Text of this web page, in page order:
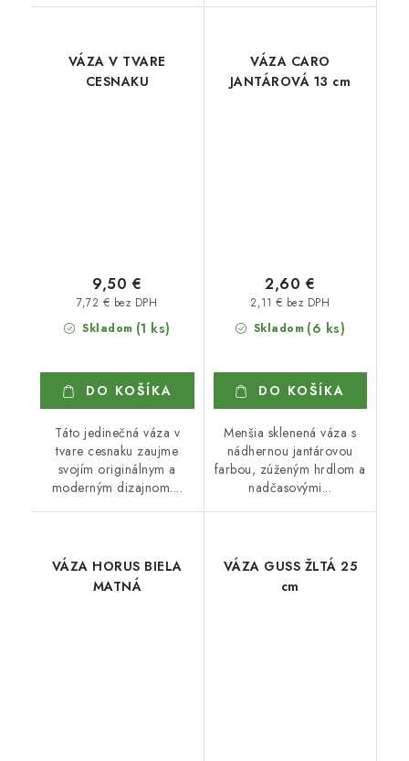
VÁZA V TVARE
CESNAKU
Skladom (1 ks)
7,72 € bez DPH
9,50 €
DO KOŠÍKA
Táto jedinečná váza v
tvare cesnaku zaujme
svojím originálnym a
moderným dizajnom....
VÁZA CARO
JANTÁROVÁ 13 cm
Skladom (6 ks)
2,11 € bez DPH
2,60 €
DO KOŠÍKA
Menšia sklenená váza s
nádhernou jantárovou
farbou, zúženým hrdlom a
nadčasovými...
VÁZA HORUS BIELA
MATNÁ
VÁZA GUSS ŽLTÁ 25
cm